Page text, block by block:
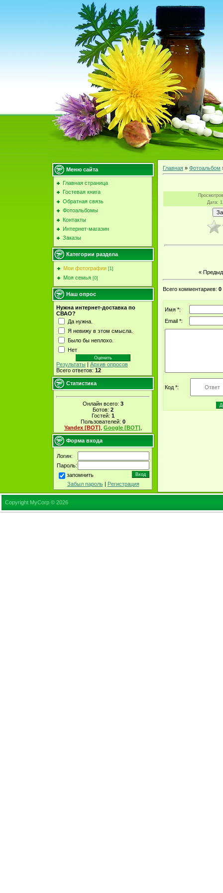
Меню сайта
Главная страница
Гостевая книга
Обратная связь
Фотоальбомы
Контакты
Интернет-магазин
Заказы
Категории раздела
Мои фотографии [1]
Моя семья [0]
Наш опрос
Нужна интернет-доставка по
СВАО?
Да нужна.
Я невижу в этом смысла.
Было бы неплохо.
Нет
Результаты | Архив опросов
Всего ответов: 12
Статистика
Онлайн всего: 3
Ботов: 2
Гостей: 1
Пользователей: 0
Yandex [BOT] Google [BOT]
Форма входа
Логин:
Пароль:
запомнить
Забыл пароль| Регистрация
Главная » Фотоальбом
Просмотров
Дата:
«
Всего комментариев: 0
Имя *:
Email *:
Код *:
Copyright MyCorp © 2026